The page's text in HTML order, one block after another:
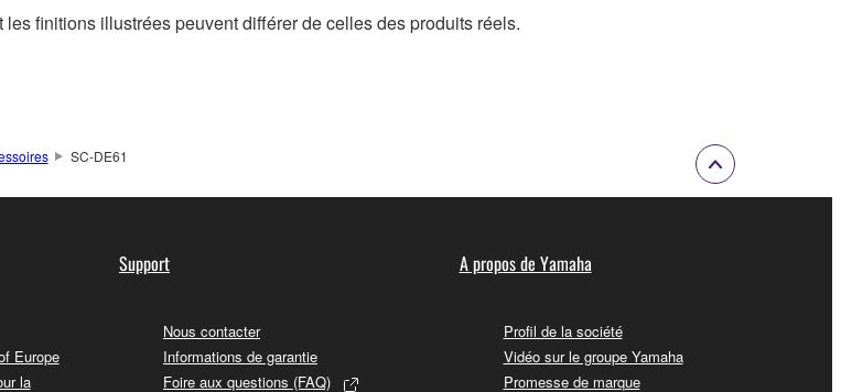
finitions illustrées peuvent différer de celles des produits réels.
SC-DE61
Europe
la
Support
Nous contacter
Informations de garantie
Foire aux questions (FAQ)
A propos de Yamaha
Profil de la société
Vidéo sur le groupe Yamaha
Promesse de marque